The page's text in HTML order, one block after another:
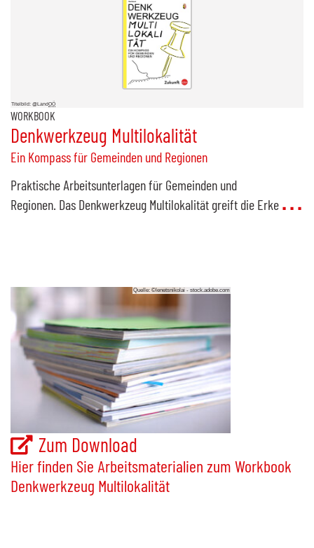
Titelbild: @LandOÖ
WORKBOOK
Denkwerkzeug Multilokalität
Ein Kompass für Gemeinden und Regionen
Praktische Arbeitsunterlagen für Gemeinden und
Regionen. Das Denkwerkzeug Multilokalität greift die Erke
Quelle: ©lenetsnikolai - stock.adobe.com
Zum Download
Hier finden Sie Arbeitsmaterialien zum Workbook
Denkwerkzeug Multilokalität